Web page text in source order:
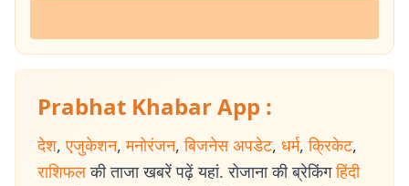
Prabhat Khabar App :
देश, एजुकेशन, मनोरंजन, बिजनेस अपडेट, धर्म, क्रिकेट,
राशिफल की ताजा खबरें पढ़ें यहां. रोजाना की ब्रेकिंग हिंदी